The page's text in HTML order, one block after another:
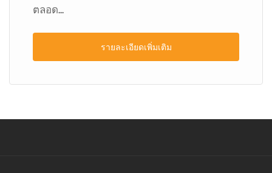
ตลอด...
รายละเอียดเพิ่มเติม